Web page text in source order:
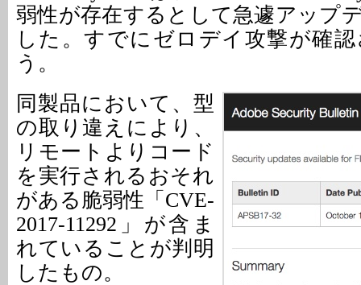
弱性が存在するとして急遽アップ
した。すでにゼロデイ攻撃が確
う。
同製品において、型
の取り違えにより、
リモートよりコード
を実行されるおそれ
がある脆弱性「CVE-
2017-11292」が含ま
れていることが判明
したもの。